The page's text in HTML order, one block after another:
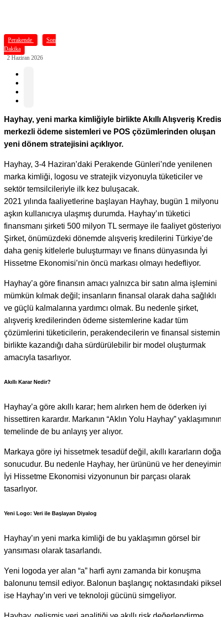
Perakende
Son
Dakika
2 Haziran 2026
Hayhay, yeni marka kimliğiyle birlikte Akıllı Alışveriş
merkezli ödeme sistemleri ve POS çözümlerinden oluşan
yeni dönem stratejisini açıklıyor.
Hayhay, 3-4 Haziran’daki Perakende Günleri’nde yenilenen
marka kimliği, logosu ve stratejik vizyonuyla tüketiciler ve
sektör temsilcileriyle ilk kez buluşacak.
2021 yılında faaliyetlerine başlayan Hayhay, bugün 1 milyonu
aşkın kullanıcıya ulaşmış durumda. Hayhay’ın tüketici
finansmanı şirketi 500 milyon TL sermaye ile faaliyet
Şirket, önümüzdeki dönemde alışveriş kredilerini Türkiye’de
daha geniş kitlelerle buluşturmayı ve finans dünyasında İyi
Hissetme Ekonomisi’nin öncü markası olmayı hedefliyor.
Hayhay’a göre finansın amacı yalnızca bir satın alma işlemini
mümkün kılmak değil; insanların finansal olarak daha sağlıklı
ve güçlü kalmalarına yardımcı olmak. Bu nedenle şirket,
alışveriş kredilerinden ödeme sistemlerine kadar tüm
çözümlerini tüketicilerin, perakendecilerin ve finansal sistemin
birlikte kazandığı daha sürdürülebilir bir model oluşturmak
amacıyla tasarlıyor.
Akıllı Karar Nedir?
Hayhay’a göre akıllı karar; hem alırken hem de öderken iyi
hissettiren karardır. Markanın “Aklın Yolu Hayhay”
temelinde de bu anlayış yer alıyor.
Markaya göre iyi hissetmek tesadüf değil, akıllı kararların
sonucudur. Bu nedenle Hayhay, her ürününü ve her
İyi Hissetme Ekonomisi vizyonunun bir parçası olarak
tasarlıyor.
Yeni Logo: Veri ile Başlayan Diyalog
Hayhay’ın yeni marka kimliği de bu yaklaşımın görsel bir
yansıması olarak tasarlandı.
Yeni logoda yer alan “a” harfi aynı zamanda bir konuşma
balonunu temsil ediyor. Balonun başlangıç noktasındaki piksel
ise Hayhay’ın veri ve teknoloji gücünü simgeliyor.